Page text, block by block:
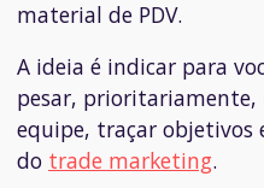
material de PDV.
A ideia é indicar para
pesar,
equipe, traçar objetivos
do trade marketing.